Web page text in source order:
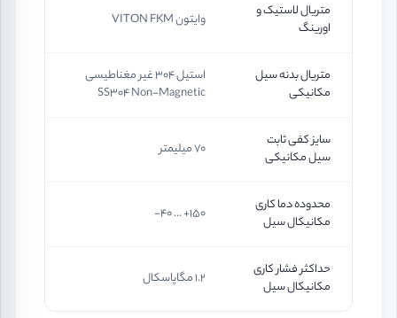
متریال لاستیک و
اورینگ
وایتون VITON FKM
متریال بدنه سیل
مکانیکی
استیل 304 غیر مغناطیسی
SS304 Non-Magnetic
سایز کفی ثابت
سیل مکانیکی
70 میلیمتر
محدوده دما کاری
مکانیکال سیل
150+ ... 40-
حداکثر فشار کاری
مکانیکال سیل
1.2 مگاپاسکال